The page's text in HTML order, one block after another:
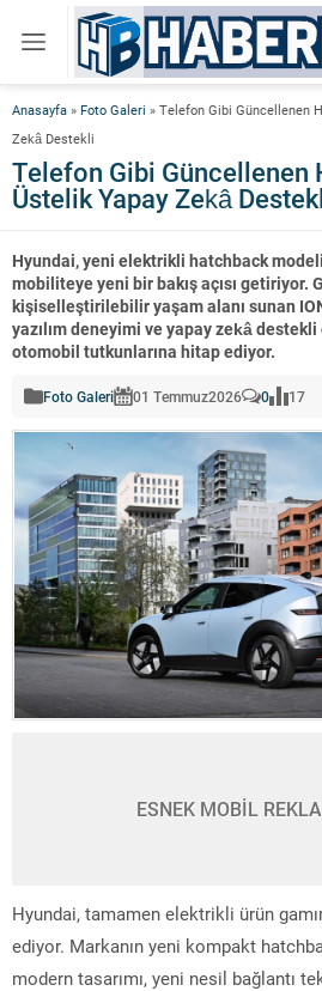
Anasayfa » Foto Galeri » Telefon Gibi Güncellenen
Zekâ Destekli
Telefon Gibi Güncellenen
Üstelik Yapay Zekâ
Hyundai, yeni elektrikli hatchback
mobiliteye yeni bir bakış açısı getiriyor.
kişiselleştirilebilir yaşam alanı sunan
yazılım deneyimi ve yapay zekâ
otomobil tutkunlarına hitap ediyor.
Foto Galeri 01 Temmuz2026 0 17
ESNEK MOBİL
Hyundai, tamamen elektrikli ürün
ediyor. Markanın yeni kompakt
modern tasarımı, yeni nesil bağlantı